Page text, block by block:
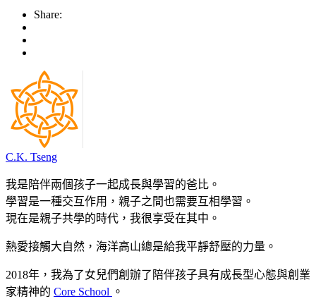
Share:
C.K. Tseng
我是陪伴兩個孩子一起成長與學習的爸比。
學習是一種交互作用，親子之間也需要互相學習。
現在是親子共學的時代，我很享受在其中。
熱愛接觸大自然，海洋高山總是給我平靜舒壓的力量。
2018年，我為了女兒們創辦了陪伴孩子具有成長型心態與創業
家精神的 Core School 。